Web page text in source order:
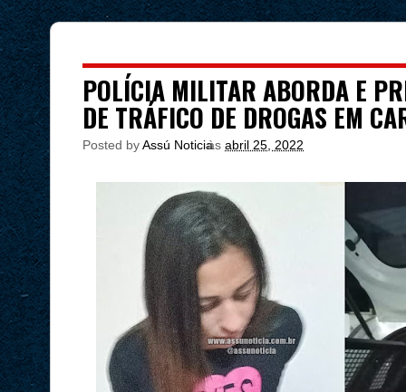
POLÍCIA MILITAR ABORDA E
DE TRÁFICO DE DROGAS EM
Posted byAssú Noticia
às abril 25, 2022